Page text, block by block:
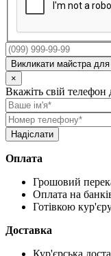
Викликати майстра
×
Вкажіть свій телефон
Оплата
Грошовий
Оплата на
Готівкою
Доставка
Кур'єрська